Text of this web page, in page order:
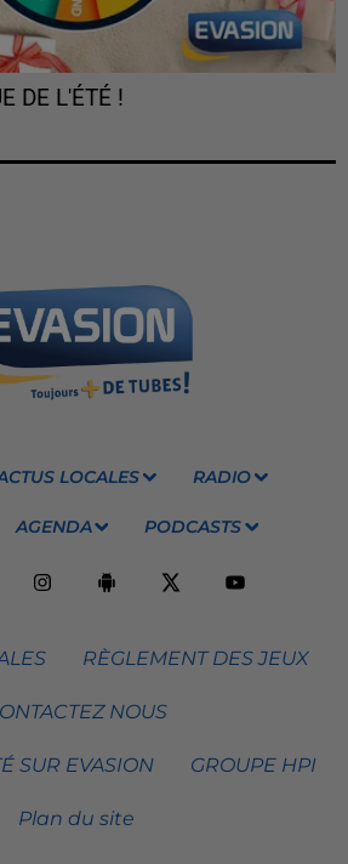
DE L'ÉTÉ !
LOCALES RADIO
AGENDA PODCASTS
RÈGLEMENT DES JEUX
NOUS
SUR EVASION GROUPE HPI
Plan du site